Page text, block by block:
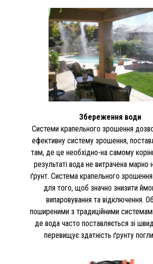
Збереження води
Системи крапельного зрошення
ефективну систему зрошення,
там, де це необхідно-на самому
результаті вода не витрачена марно
ґрунт. Система крапельного
для того, щоб значно знизити
випаровування та відключення.
поширеними з традиційними
де вода часто поставляється зі
перевищує здатність ґрунту